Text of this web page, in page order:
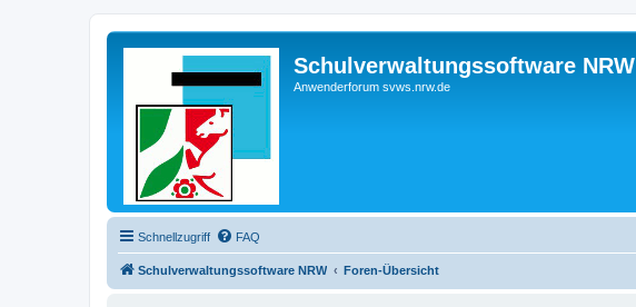
Schulverwaltungssoftware NRW
Anwenderforum svws.nrw.de
Schnellzugriff FAQ
Schulverwaltungssoftware NRW Foren-Übersicht